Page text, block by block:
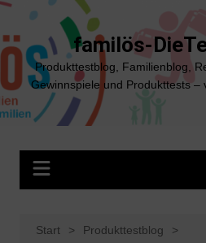
Zum
springen
familös-
Produkttestblog, Familienblog,
Gewinnspiele und Produkttests –
Start
Produkttestblog